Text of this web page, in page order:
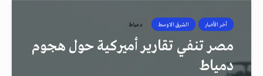
أخر الأخبار الشرق الاوسط دمياط
مصر تنفي تقارير أميركية حول هجوم
دمياط